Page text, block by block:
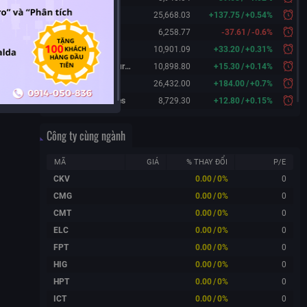
Hang Seng
25,668.03 +137.75/+0.54%
KOSPI
6,258.77 -37.61 /-0.6%
FTSE 100
10,901.09 +33.20/+0.31%
FTSE 100 Futures
10,898.80 +15.30/+0.14%
DAX Futures
26,432.00 +184.00/+0.7%
CAC 40 Futures
8,729.30 +12.80/+0.15%
Công ty cùng ngành
MÃ GIÁ % THAY ĐỔI P/E
CKV 0.00/0%
0
CMG
0.00/0%
0
CMT
0.00/0%
0
ELC
0.00/0%
0
FPT
0.00/0%
0
HIG
0.00/0%
0
HPT
0.00/0%
0
ICT
0.00/0% 0